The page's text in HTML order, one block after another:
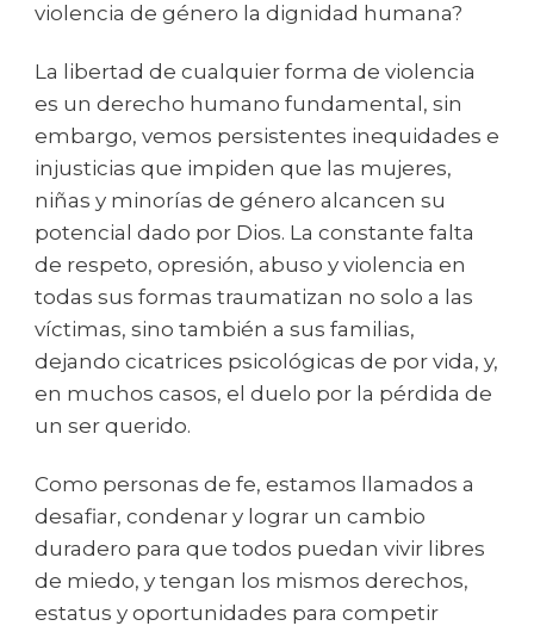
violencia de género la dignidad humana?
La libertad de cualquier forma de violencia
es un derecho humano fundamental, sin
embargo, vemos persistentes inequidades e
injusticias que impiden que las mujeres,
niñas y minorías de género alcancen su
potencial dado por Dios. La constante falta
de respeto, opresión, abuso y violencia en
todas sus formas traumatizan no solo a las
víctimas, sino también a sus familias,
dejando cicatrices psicológicas de por vida, y,
en muchos casos, el duelo por la pérdida de
un ser querido.
Como personas de fe, estamos llamados a
desafiar, condenar y lograr un cambio
duradero para que todos puedan vivir libres
de miedo, y tengan los mismos derechos,
estatus y oportunidades para competir